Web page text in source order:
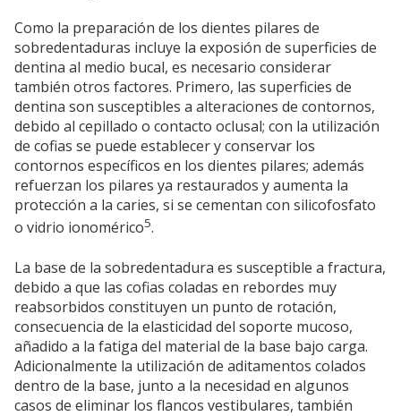
Como la preparación de los dientes pilares de
sobredentaduras incluye la exposión de superficies de
dentina al medio bucal, es necesario considerar
también otros factores. Primero, las superficies de
dentina son susceptibles a alteraciones de contornos,
debido al cepillado o contacto oclusal; con la utilización
de cofias se puede establecer y conservar los
contornos específicos en los dientes pilares; además
refuerzan los pilares ya restaurados y aumenta la
protección a la caries, si se cementan con silicofosfato
o vidrio ionomérico5.
La base de la sobredentadura es susceptible a fractura,
debido a que las cofias coladas en rebordes muy
reabsorbidos constituyen un punto de rotación,
consecuencia de la elasticidad del soporte mucoso,
añadido a la fatiga del material de la base bajo carga.
Adicionalmente la utilización de aditamentos colados
dentro de la base, junto a la necesidad en algunos
casos de eliminar los flancos vestibulares, también